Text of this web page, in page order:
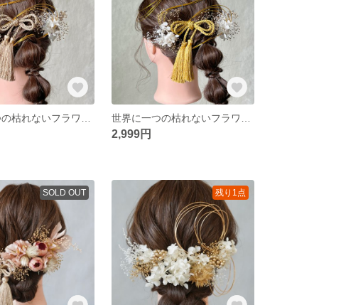
2,999円
SOLD OUT 残り1点